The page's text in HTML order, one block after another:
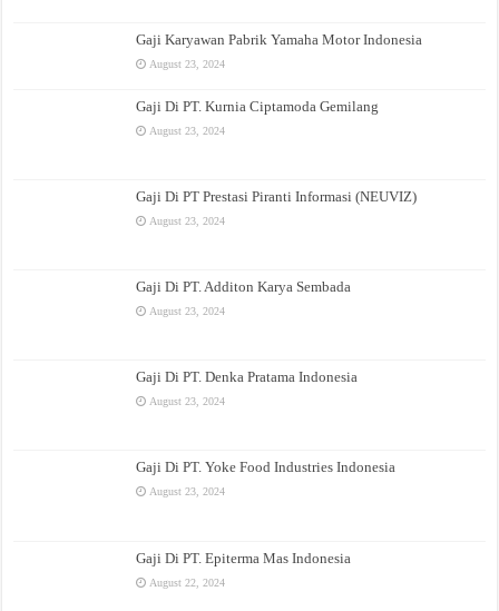
Gaji Karyawan Pabrik Yamaha Motor Indonesia
August 23, 2024
Gaji Di PT. Kurnia Ciptamoda Gemilang
August 23, 2024
Gaji Di PT Prestasi Piranti Informasi (NEUVIZ)
August 23, 2024
Gaji Di PT. Additon Karya Sembada
August 23, 2024
Gaji Di PT. Denka Pratama Indonesia
August 23, 2024
Gaji Di PT. Yoke Food Industries Indonesia
August 23, 2024
Gaji Di PT. Epiterma Mas Indonesia
August 22, 2024